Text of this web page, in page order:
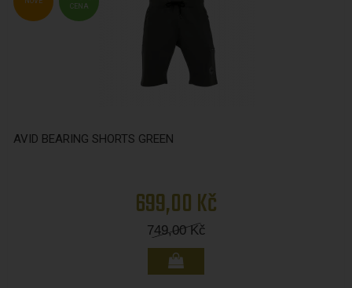
CENA
AVID BEARING SHORTS GREEN
699,00 Kč
749,00Kč